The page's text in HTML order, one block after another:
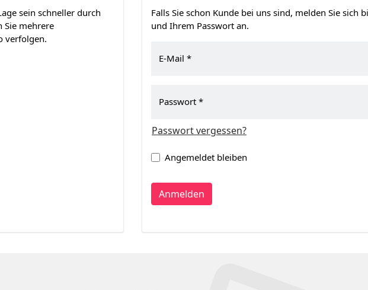
sein schneller durch
Sie mehrere
verfolgen.
Falls Sie schon Kunde bei uns sind, melden Sie sich
und Ihrem Passwort an.
E-Mail
Passwort
Passwort vergessen?
Angemeldet bleiben
Anmelden